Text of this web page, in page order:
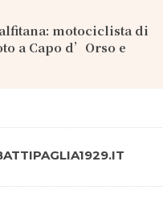
motociclista di
a Capo d’Orso e